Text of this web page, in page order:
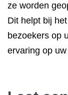
ze worden
Dit helpt bij
bezoekers op
ervaring op uw